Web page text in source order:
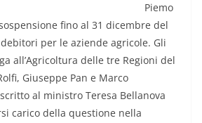
Piemo
fino al 31 dicembre del
per le aziende agricole. Gli
all’Agricoltura delle tre Regioni del
Giuseppe Pan e Marco
al ministro Teresa Bellanova
carico della questione nella